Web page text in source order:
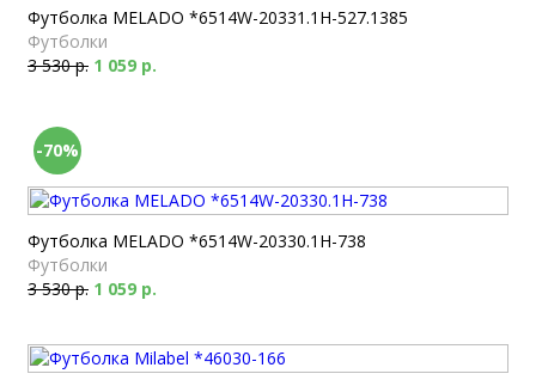
Футболка MELADO *6514W-20331.1H-527.1385
Футболки
3 530 р. 1 059 р.
-70%
Футболка MELADO *6514W-20330.1H-738
Футболки
3 530 р. 1 059 р.